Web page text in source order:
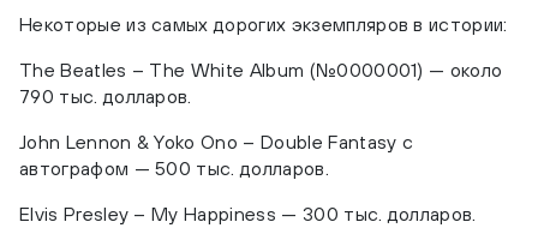
Некоторые из самых дорогих экземпляров в истории:
The Beatles – The White Album (№0000001) — около
790 тыс. долларов.
John Lennon & Yoko Ono – Double Fantasy с
автографом — 500 тыс. долларов.
Elvis Presley – My Happiness — 300 тыс. долларов.